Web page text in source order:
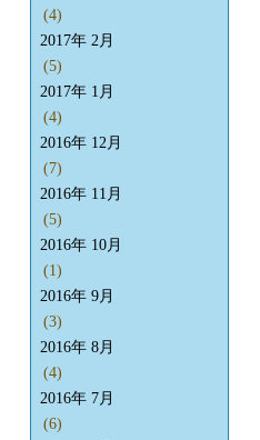
(4)
2017年 2月
(5)
2017年 1月
(4)
2016年 12月
(7)
2016年 11月
(5)
2016年 10月
(1)
2016年 9月
(3)
2016年 8月
(4)
2016年 7月
(6)